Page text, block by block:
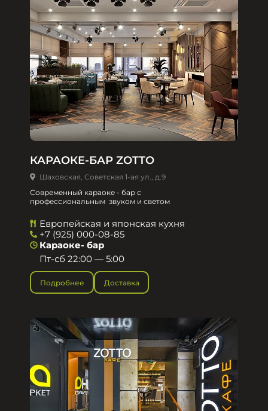
КАРАОКЕ-БАР ZOTTO
Шаховская, Советская 1-ая ул., д.9
Современный караоке - бар с
профессиональным звуком и светом
Европейская и японская кухня
+7 (925) 000-08-85
Караоке- бар
Пт-сб 22:00 — 5:00
Подробнее Доставка